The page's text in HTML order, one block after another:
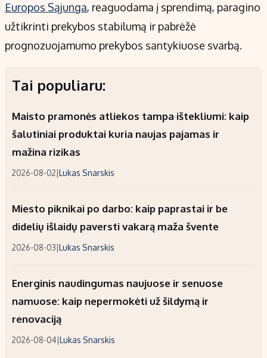
Europos Sąjunga, reaguodama į sprendimą, paragino
užtikrinti prekybos stabilumą ir pabrėžė
prognozuojamumo prekybos santykiuose svarbą.
Tai populiaru:
Maisto pramonės atliekos tampa ištekliumi: kaip
šalutiniai produktai kuria naujas pajamas ir
mažina rizikas
2026-08-02|Lukas Snarskis
Miesto piknikai po darbo: kaip paprastai ir be
didelių išlaidų paversti vakarą maža švente
2026-08-03|Lukas Snarskis
Energinis naudingumas naujuose ir senuose
namuose: kaip nepermokėti už šildymą ir
renovaciją
2026-08-04|Lukas Snarskis